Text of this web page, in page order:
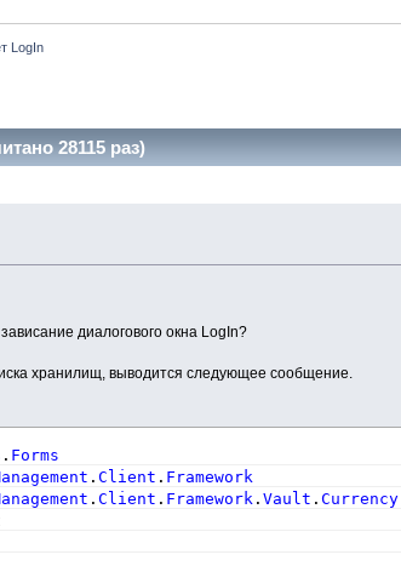
LogIn
28115 раз)
диалогового окна LogIn?
хранилищ, выводится следующее сообщение.
. Forms
.Client . Framework
.Client . Framework .Vault .Currency